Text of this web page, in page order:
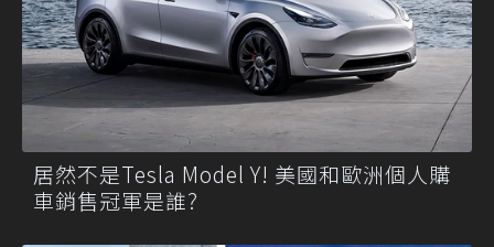
居然不是Tesla Model Y! 美國和歐洲個人購
車銷售冠軍是誰?